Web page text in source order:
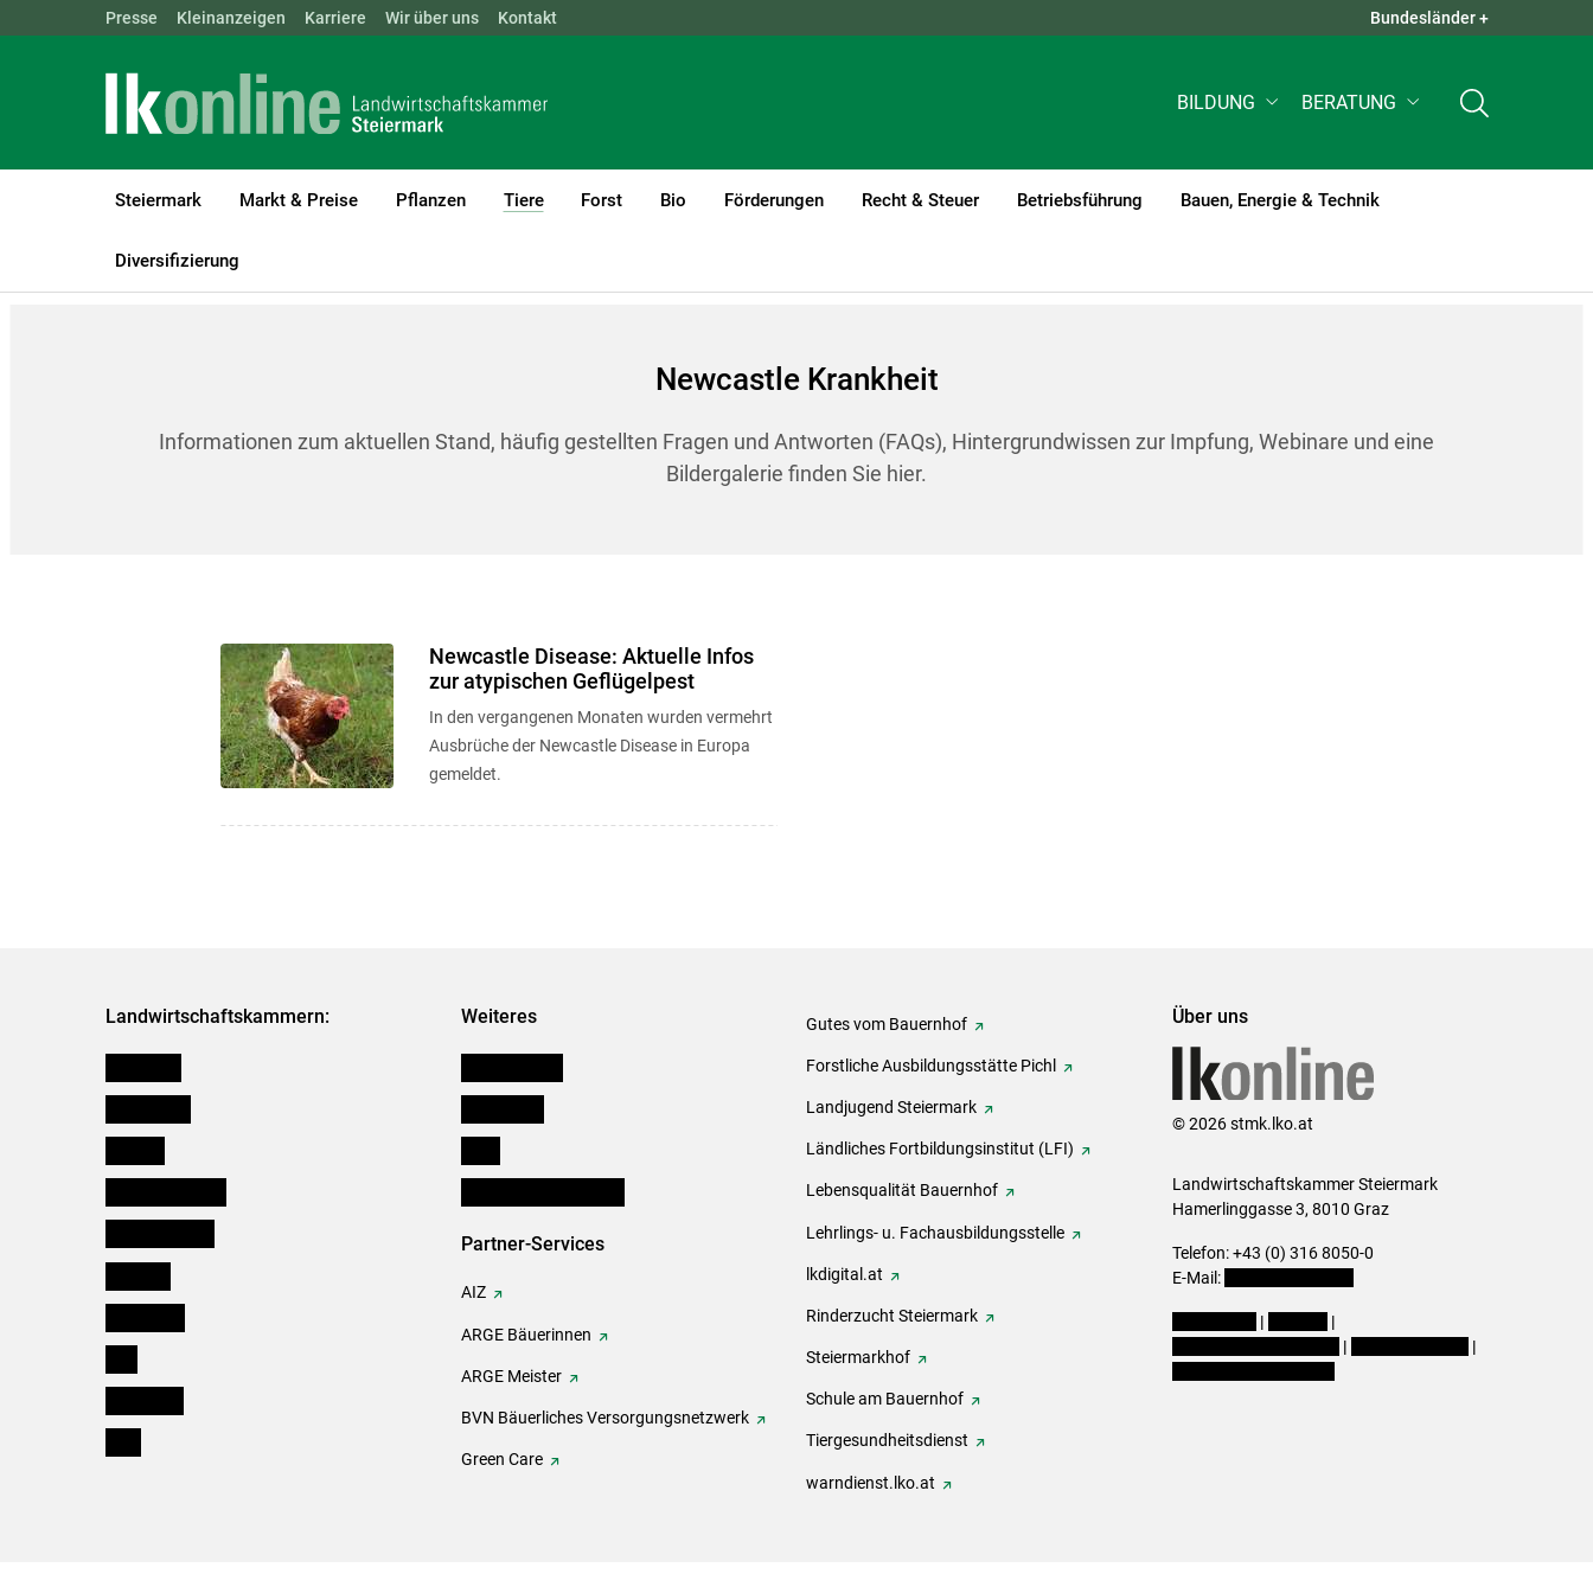
Skip to main content
Landwirtschaftskammern: ÖSTERREICH BGLD KTN NÖ QUICK LINKS +
Presse Kleinanzeigen Karriere Wir über uns Kontakt Bundesländer +
BILDUNG BERATUNG
Steiermark Markt & Preise Pflanzen Tiere
(current)1
Forst Bio Förderungen Recht & Steuer Betriebsführung Bauen, Energie & Technik
Diversifizierung
LK Steiermark Tiere
Newcastle Krankheit
Informationen zum aktuellen Stand, häufig gestellten Fragen und Antworten (FAQs), Hintergrundwissen zur Impfung, Webinare und eine
Bildergalerie finden Sie hier.
Newcastle Disease: Aktuelle Infos
zur atypischen Geflügelpest
In den vergangenen Monaten wurden vermehrt
Ausbrüche der Newcastle Disease in Europa
gemeldet.
Landwirtschaftskammern: Weiteres
Partner-Services
AIZ
ARGE Bäuerinnen
ARGE Meister
BVN Bäuerliches Versorgungsnetzwerk
Green Care
Gutes vom Bauernhof
Forstliche Ausbildungsstätte Pichl
Landjugend Steiermark
Ländliches Fortbildungsinstitut (LFI)
Lebensqualität Bauernhof
Lehrlings- u. Fachausbildungsstelle
lkdigital.at
Rinderzucht Steiermark
Steiermarkhof
Schule am Bauernhof
Tiergesundheitsdienst
warndienst.lko.at
Über uns
© 2026 stmk.lko.at
Landwirtschaftskammer Steiermark
Hamerlinggasse 3, 8010 Graz
Telefon: +43 (0) 316 8050-0
E-Mail:
|
|
|
|